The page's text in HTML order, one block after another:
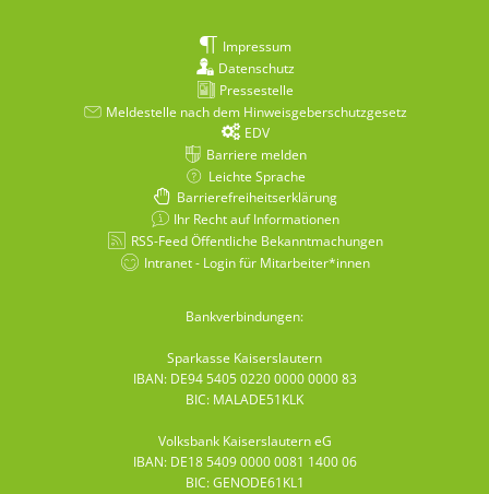
Impressum
Datenschutz
Pressestelle
Meldestelle nach dem Hinweisgeberschutzgesetz
EDV
Barriere melden
Leichte Sprache
Barrierefreiheitserklärung
Ihr Recht auf Informationen
RSS-Feed Öffentliche Bekanntmachungen
Intranet - Login für Mitarbeiter*innen
Bankverbindungen:
Sparkasse Kaiserslautern
IBAN: DE94 5405 0220 0000 0000 83
BIC: MALADE51KLK
Volksbank Kaiserslautern eG
IBAN: DE18 5409 0000 0081 1400 06
BIC: GENODE61KL1